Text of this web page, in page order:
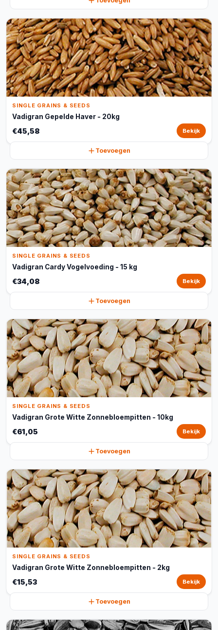
SINGLE GRAINS & SEEDS
Vadigran Gepelde Haver - 20kg
€45,58 Bekijk
Toevoegen
SINGLE GRAINS & SEEDS
Vadigran Cardy Vogelvoeding - 15 kg
€34,08 Bekijk
Toevoegen
SINGLE GRAINS & SEEDS
Vadigran Grote Witte Zonnebloempitten - 10kg
€61,05 Bekijk
Toevoegen
SINGLE GRAINS & SEEDS
Vadigran Grote Witte Zonnebloempitten - 2kg
€15,53 Bekijk
Toevoegen